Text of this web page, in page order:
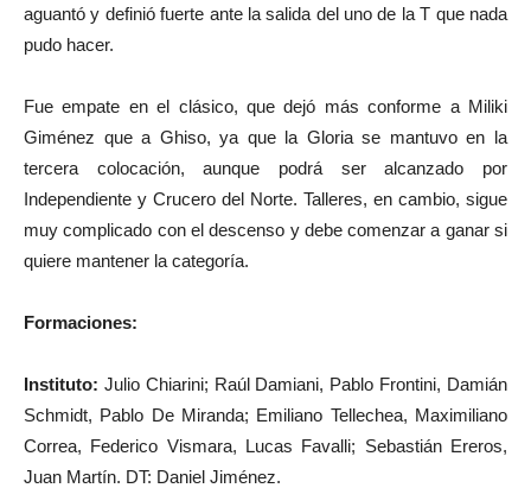
aguantó y definió fuerte ante la salida del uno de la T que nada
pudo hacer.
Fue empate en el clásico, que dejó más conforme a Miliki
Giménez que a Ghiso, ya que la Gloria se mantuvo en la
tercera colocación, aunque podrá ser alcanzado por
Independiente y Crucero del Norte. Talleres, en cambio, sigue
muy complicado con el descenso y debe comenzar a ganar si
quiere mantener la categoría.
Formaciones:
Instituto: Julio Chiarini; Raúl Damiani, Pablo Frontini, Damián
Schmidt, Pablo De Miranda; Emiliano Tellechea, Maximiliano
Correa, Federico Vismara, Lucas Favalli; Sebastián Ereros,
Juan Martín. DT: Daniel Jiménez.